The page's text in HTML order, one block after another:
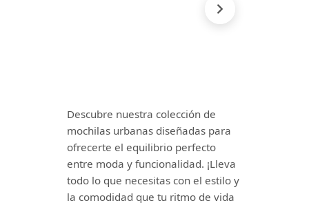
Descubre nuestra colección de
mochilas urbanas diseñadas para
ofrecerte el equilibrio perfecto
entre moda y funcionalidad. ¡Lleva
todo lo que necesitas con el estilo y
la comodidad que tu ritmo de vida